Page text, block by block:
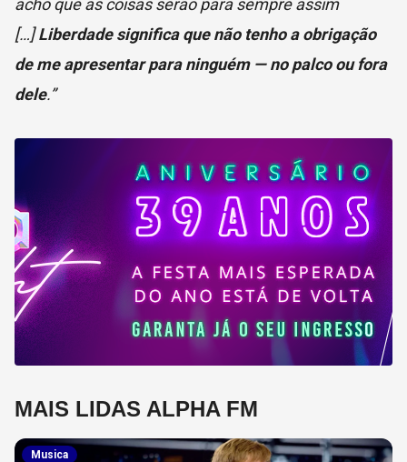
[…]Liberdade significa que não tenho a obrigação
de me apresentar para ninguém — no palco ou fora
dele.”
MAIS LIDAS ALPHA FM
Musica